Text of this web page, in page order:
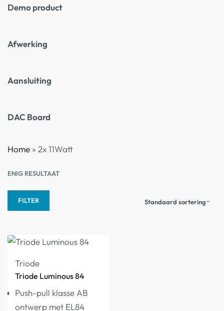
Demo product
Afwerking
Aansluiting
DAC Board
Home » 2x 11Watt
ENIG RESULTAAT
Standaard sortering
FILTER
Triode
Triode Luminous 84
Push-pull klasse AB
ontwerp met EL84